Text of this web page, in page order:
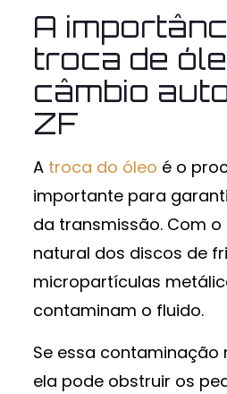
A
troca de
câmbio
ZF
A troca do óleo é o
importante para
da transmissão. Com
natural dos discos de
micropartículas
contaminam o fluido.
Se essa contaminação
ela pode obstruir os